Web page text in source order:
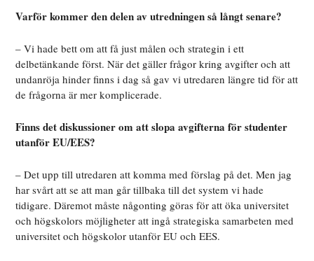
Varför kommer den delen av utredningen så långt senare?
– Vi hade bett om att få just målen och strategin i ett
delbetänkande först. När det gäller frågor kring avgifter och att
undanröja hinder finns i dag så gav vi utredaren längre tid för att
de frågorna är mer komplicerade.
Finns det diskussioner om att slopa avgifterna för studenter
utanför EU/EES?
– Det upp till utredaren att komma med förslag på det. Men jag
har svårt att se att man går tillbaka till det system vi hade
tidigare. Däremot måste någonting göras för att öka universitet
och högskolors möjligheter att ingå strategiska samarbeten med
universitet och högskolor utanför EU och EES.